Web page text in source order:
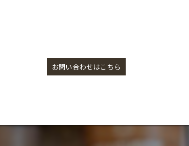
お問い合わせはこちら